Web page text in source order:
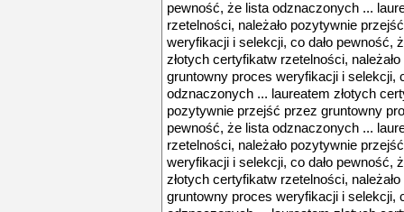
pewność, że lista odznaczonych ...
rzetelności, należało pozytywnie
weryfikacji i selekcji, co dało pewność,
złotych certyfikatw rzetelności,
gruntowny proces weryfikacji i selekcji,
odznaczonych ... laureatem złotych
pozytywnie przejść przez gruntowny
pewność, że lista odznaczonych ...
rzetelności, należało pozytywnie
weryfikacji i selekcji, co dało pewność,
złotych certyfikatw rzetelności,
gruntowny proces weryfikacji i selekcji,